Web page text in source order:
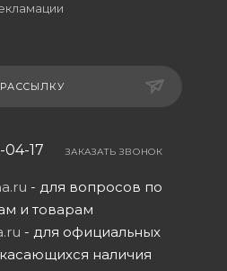
17 ЗАКАЗАТЬ ЗВОНОК
- для вопросов по
и товарам
- для официальных
наличия